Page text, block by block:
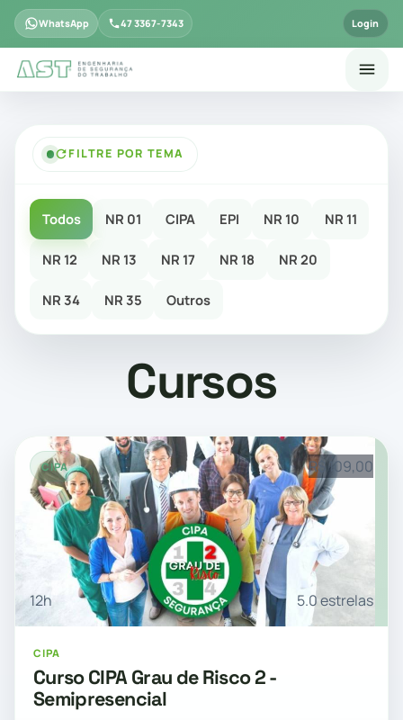
WhatsApp 47 3367-7343 Login
FILTRE POR TEMA
Todos NR 01 CIPA EPI NR 10 NR 11
NR 12 NR 13 NR 17 NR 18 NR 20
NR 34 NR 35 Outros
Cursos
CIPA R$ 109,00
12h 5.0 estrelas
CIPA
Curso CIPA Grau de Risco 2 -
Semipresencial